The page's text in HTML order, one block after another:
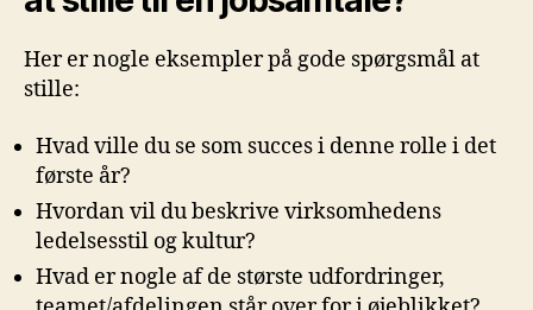
Her er nogle eksempler på gode spørgsmål at
stille:
Hvad ville du se som succes i denne rolle i det
første år?
Hvordan vil du beskrive virksomhedens
ledelsesstil og kultur?
Hvad er nogle af de største udfordringer,